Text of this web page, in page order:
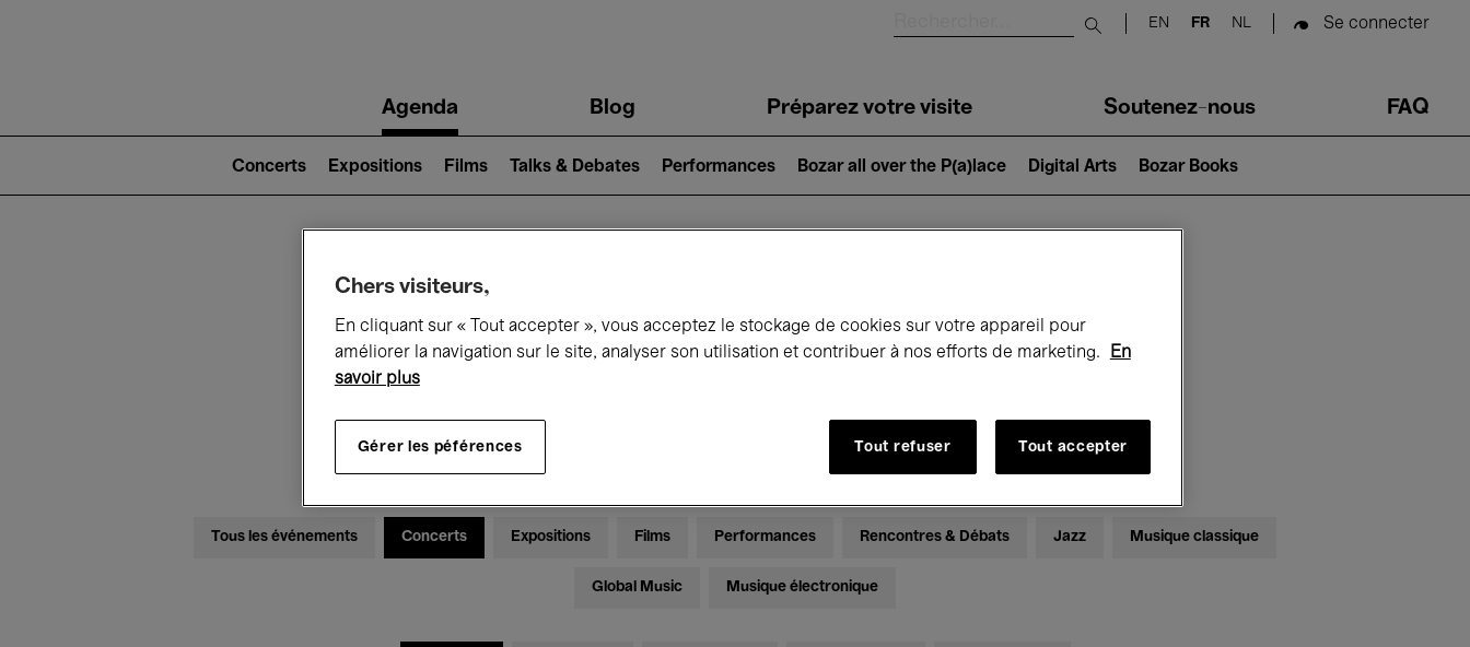
Submit search
EN FR NL Se connecter
navigationAgenda Blog Préparez votre visite Soutenez-nous FAQ
2)
Concerts Expositions Films Talks & Debates Performances Bozar all over the P(a)lace Digital Arts Bozar Books
Ce qui se passe à Bozar
Dimanche 10 - Lundi 18 Mai 2026
Tous les événements Concerts Expositions Films Performances Rencontres & Débats Jazz Musique classique
Global Music Musique électronique
Chers visiteurs,
En cliquant sur « Tout accepter », vous acceptez le stockage de cookies sur votre appareil pour
améliorer la navigation sur le site, analyser son utilisation et contribuer à nos efforts de marketing.
En
savoir plus
Gérer les péférences Tout refuser Tout accepter